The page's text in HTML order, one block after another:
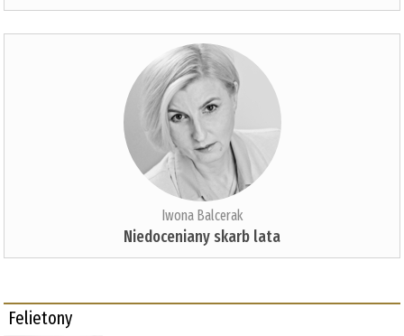
Iwona Balcerak
Niedoceniany skarb lata
Felietony